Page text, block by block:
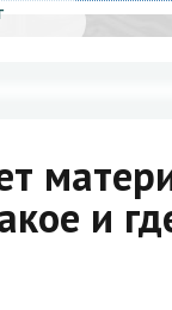
и